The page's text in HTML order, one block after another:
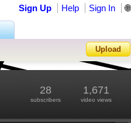
Sign Up Help Sign In 🌐
Upload
28
subscribers
1,671
video views